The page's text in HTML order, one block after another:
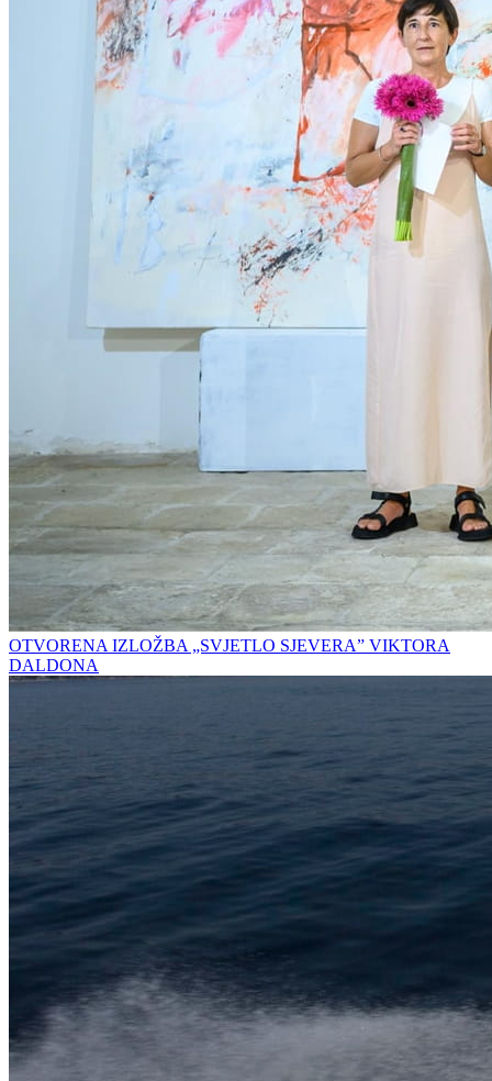
OTVORENA IZLOŽBA „SVJETLO SJEVERA” VIKTORA
DALDONA